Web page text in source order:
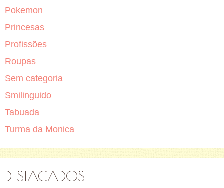
Pokemon
Princesas
Profissões
Roupas
Sem categoria
Smilinguido
Tabuada
Turma da Monica
DESTACADOS